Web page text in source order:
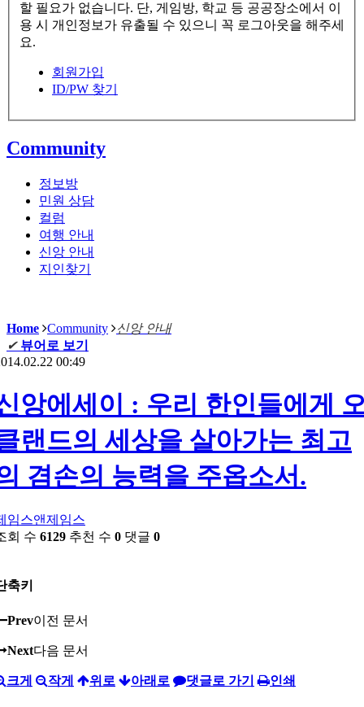
할 필요가 없습니다. 단, 게임방, 학교 등 공공장소에서 이
용 시 개인정보가 유출될 수 있으니 꼭 로그아웃을 해주세
요.
회원가입
ID/PW 찾기
Community
정보방
민원 상담
컬럼
여행 안내
신앙 안내
지인찾기
Home Community
신앙 안내
✔ 뷰어로 보기
00:49
앙에세이 : 우리 한인들에게
랜드의 세상을 살아가는 최고
겸손의 능력을 주옵소서.
임스앤제임스
회 수 6129 추천 수 0 댓글 0
축키
Prev이전 문서
Next다음 문서
크게 작게 위로 아래로 댓글로 가기 인쇄